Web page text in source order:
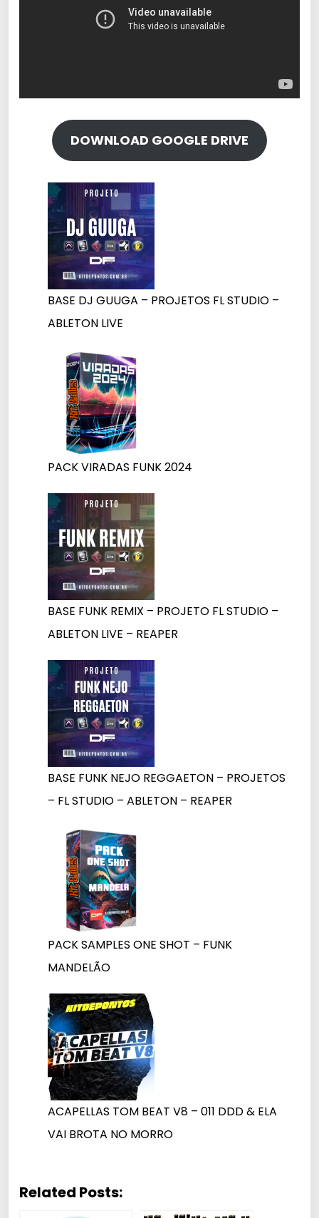
DOWNLOAD GOOGLE DRIVE
BASE DJ GUUGA – PROJETOS FL STUDIO –
ABLETON LIVE
PACK VIRADAS FUNK 2024
BASE FUNK REMIX – PROJETO FL STUDIO –
ABLETON LIVE – REAPER
BASE FUNK NEJO REGGAETON – PROJETOS
– FL STUDIO – ABLETON – REAPER
PACK SAMPLES ONE SHOT – FUNK
MANDELÃO
ACAPELLAS TOM BEAT V8 – 011 DDD & ELA
VAI BROTA NO MORRO
Related Posts: